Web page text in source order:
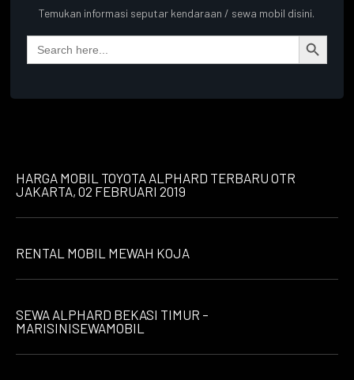
Temukan informasi seputar kendaraan / sewa mobil disini.
Search
for:
Search Button
HARGA MOBIL TOYOTA ALPHARD TERBARU OTR
JAKARTA, 02 FEBRUARI 2019
RENTAL MOBIL MEWAH KOJA
SEWA ALPHARD BEKASI TIMUR –
MARISINISEWAMOBIL